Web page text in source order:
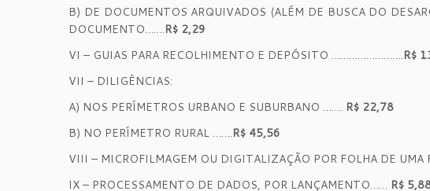
B) DE DOCUMENTOS ARQUIVADOS (ALÉM DE BUSCA DO
DOCUMENTO…….R$ 2,29
VI – GUIAS PARA RECOLHIMENTO E DEPÓSITO …………………….R$
VII – DILIGÊNCIAS:
A) NOS PERÍMETROS URBANO E SUBURBANO ……. R$ 22,78
B) NO PERÍMETRO RURAL …….R$ 45,56
VIII – MICROFILMAGEM OU DIGITALIZAÇÃO POR FOLHA DE UMA
IX – PROCESSAMENTO DE DADOS, POR LANÇAMENTO…… R$